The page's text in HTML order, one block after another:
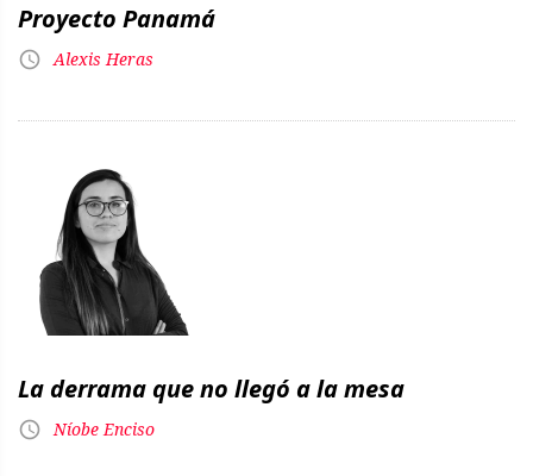
Proyecto Panamá
Alexis Heras
La derrama que no llegó a la mesa
Níobe Enciso